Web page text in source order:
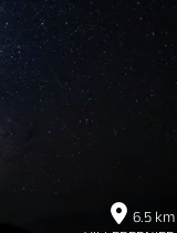
6.5 km